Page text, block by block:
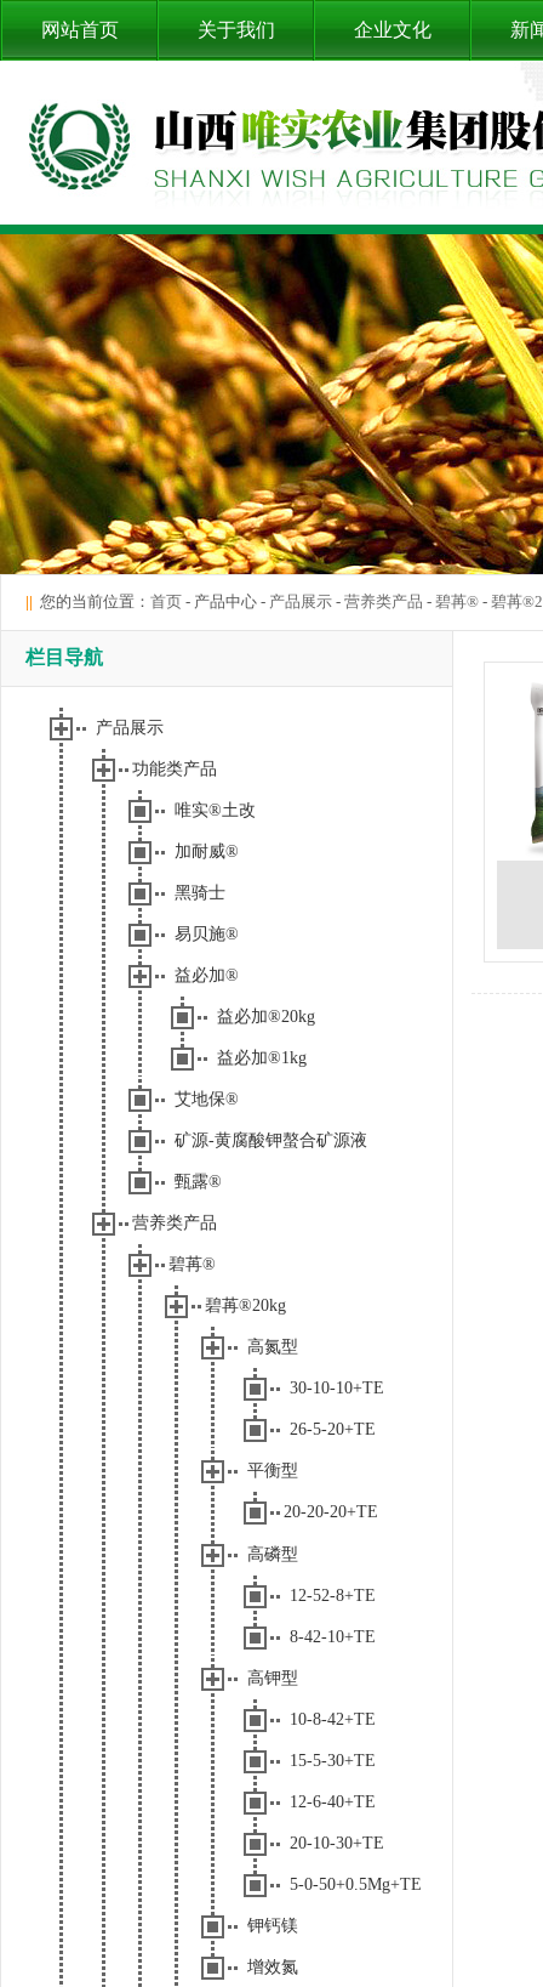
网站首页 关于我们 企业文化 新
|| 您的当前位置： 首页 - 产品中心 - 产品展示 - 营养类产品 - 碧苒® - 碧苒
栏目导航
产品展示
功能类产品
唯实®土改
加耐威®
黑骑士
易贝施®
益必加®
益必加®20kg
益必加®1kg
艾地保®
矿源-黄腐酸钾螯合矿源液
甄露®
营养类产品
碧苒®
碧苒®20kg
高氮型
30-10-10+TE
26-5-20+TE
平衡型
20-20-20+TE
高磷型
12-52-8+TE
8-42-10+TE
高钾型
10-8-42+TE
15-5-30+TE
12-6-40+TE
20-10-30+TE
5-0-50+0.5Mg+TE
钾钙镁
增效氮